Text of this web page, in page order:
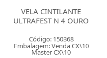
VELA CINTILANTE
ULTRAFEST N 4 OURO
Código: 150368
Embalagem: Venda CX\10
Master CX\10